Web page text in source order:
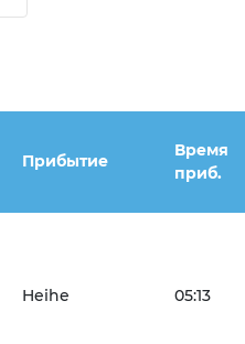
Прибытие
Время
приб.
Heihe 05:13